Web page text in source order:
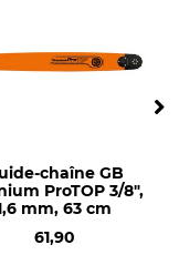
140
236
240
334T
335XPT
chaîne GB
ProTOP 3/8",
mm, 63 cm
61,90